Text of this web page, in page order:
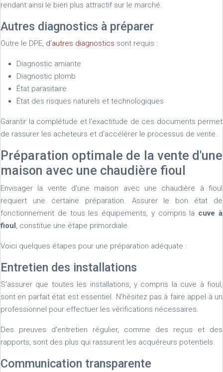
rendant ainsi le bien plus attractif sur le marché.
Autres diagnostics à préparer
Outre le DPE, d’autres diagnostics sont requis :
Diagnostic amiante
Diagnostic plomb
État parasitaire
État des risques naturels et technologiques
Garantir la complétude et l'exactitude de ces documents permet
de rassurer les acheteurs et d'accélérer le processus de vente.
Préparation optimale de la vente d'une
maison avec une chaudière fioul
Envisager la vente d’une maison avec une chaudière à fioul
requiert une certaine préparation. Assurer le bon état de
fonctionnement de tous les équipements, y compris la cuve à
fioul, constitue une étape primordiale.
Voici quelques étapes pour une préparation adéquate :
Entretien des installations
S'assurer que toutes les installations, y compris la cuve à fioul,
sont en parfait état est essentiel. N'hésitez pas à faire appel à un
professionnel pour effectuer les vérifications nécessaires.
Des preuves d'entretien régulier, comme des reçus et des
rapports, sont des plus qui rassurent les acquéreurs potentiels.
Communication transparente